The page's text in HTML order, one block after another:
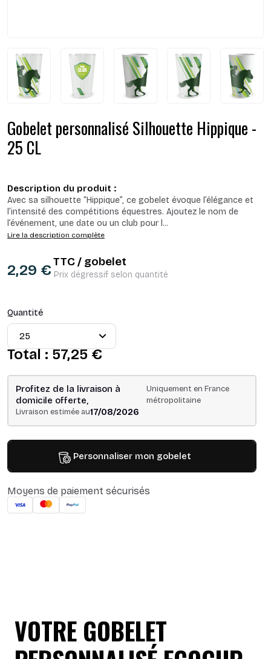
Gobelet personnalisé Silhouette Hippique -
25 CL
Description du produit :
Avec sa silhouette “Hippique”, ce gobelet évoque l’élégance et
l’intensité des compétitions équestres. Ajoutez le nom de
l’événement, une date ou un club pour l ...
Lire la description complète
2,29 €
TTC / gobelet
Prix dégressif selon quantité
Quantité
Total : 57,25 €
Profitez de la livraison à
domicile offerte,
Uniquement en France
métropolitaine
Livraison estimée au17/08/2026
Personnaliser mon gobelet
Moyens de paiement sécurisés
VOTRE GOBELET